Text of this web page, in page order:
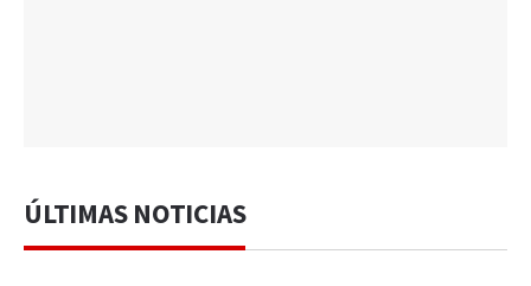
ÚLTIMAS NOTICIAS